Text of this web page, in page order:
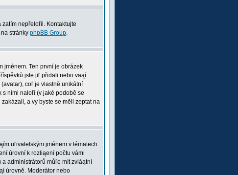
nepřeloľil. Kontaktujte
stránky phpBB Group.
jménem. Ten první je obrázek
jste jiľ přidali nebo vaąí
coľ je vlastně unikátní
nimi naloľí (v jaké podobě se
a vy byste se měli zeptat na
uľivatelským jménem v tématech
úrovní k rozliąení počtu vámi
administrátorů můľe mít zvláątní
úrovně. Moderátor nebo